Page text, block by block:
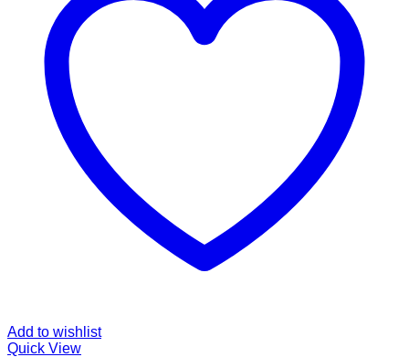
Add to wishlist
Quick View